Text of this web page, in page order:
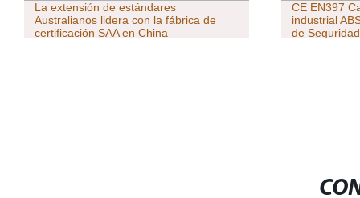
La extensión de estándares
Australianos lidera con la fábrica de
certificación SAA en China
CE EN397
industrial
de